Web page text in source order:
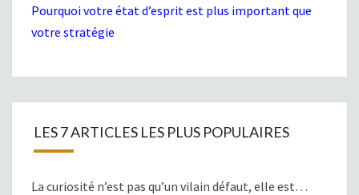
Pourquoi votre état d’esprit est plus important que
votre stratégie
LES 7 ARTICLES LES PLUS POPULAIRES
La curiosité n’est pas qu’un vilain défaut, elle est…